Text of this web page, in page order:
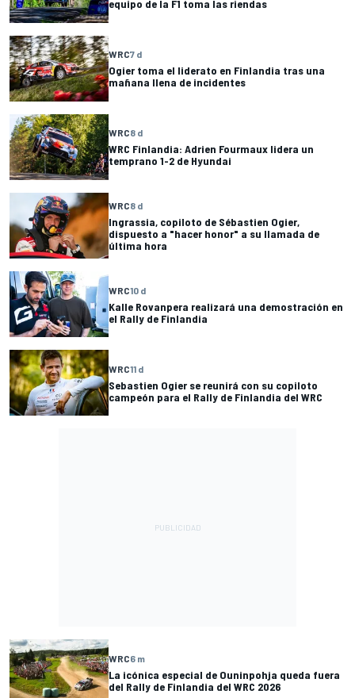
equipo de la F1 toma las riendas
WRC7 d
Ogier toma el liderato en Finlandia tras una
mañana llena de incidentes
WRC8 d
WRC Finlandia: Adrien Fourmaux lidera un
temprano 1-2 de Hyundai
WRC8 d
Ingrassia, copiloto de Sébastien Ogier,
dispuesto a "hacer honor" a su llamada de
última hora
WRC10 d
Kalle Rovanpera realizará una demostración en
el Rally de Finlandia
WRC11 d
Sebastien Ogier se reunirá con su copiloto
campeón para el Rally de Finlandia del WRC
WRC6 m
La icónica especial de Ouninpohja queda fuera
del Rally de Finlandia del WRC 2026